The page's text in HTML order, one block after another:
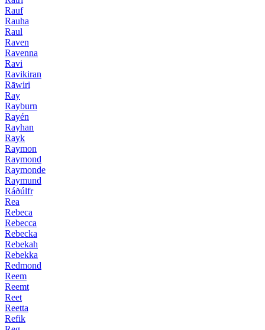
Rauf
Rauha
Raul
Raven
Ravenna
Ravi
Ravikiran
Rāwiri
Ray
Rayburn
Rayén
Rayhan
Rayk
Raymon
Raymond
Raymonde
Raymund
Ráðúlfr
Rea
Rebeca
Rebecca
Rebecka
Rebekah
Rebekka
Redmond
Reem
Reemt
Reet
Reetta
Refik